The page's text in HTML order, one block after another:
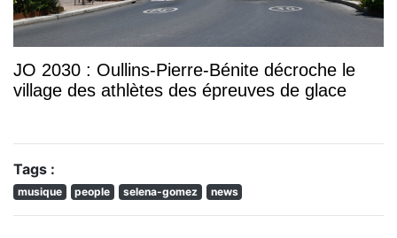
JO 2030 : Oullins-Pierre-Bénite décroche le
village des athlètes des épreuves de glace
Tags :
musique people selena-gomez news